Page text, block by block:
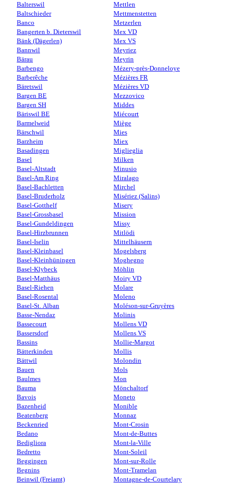
Balterswil
Baltschieder
Banco
Bangerten b. Dieterswil
Bänk (Dägerlen)
Bannwil
Bärau
Barbengo
Barberêche
Bäretswil
Bargen BE
Bargen SH
Bäriswil BE
Barmelweid
Bärschwil
Barzheim
Basadingen
Basel
Basel-Altstadt
Basel-Am Ring
Basel-Bachletten
Basel-Bruderholz
Basel-Gotthelf
Basel-Grossbasel
Basel-Gundeldingen
Basel-Hirzbrunnen
Basel-Iselin
Basel-Kleinbasel
Basel-Kleinhüningen
Basel-Klybeck
Basel-Matthäus
Basel-Riehen
Basel-Rosental
Basel-St. Alban
Basse-Nendaz
Bassecourt
Bassersdorf
Bassins
Bätterkinden
Bättwil
Bauen
Baulmes
Bauma
Bavois
Bazenheid
Beatenberg
Beckenried
Bedano
Bedigliora
Bedretto
Beggingen
Begnins
Beinwil (Freiamt)
Mettlen
Mettmenstetten
Metzerlen
Mex VD
Mex VS
Meyriez
Meyrin
Mézery-près-Donneloye
Mézières FR
Mézières VD
Mezzovico
Middes
Miécourt
Miège
Mies
Miex
Miglieglia
Milken
Minusio
Miralago
Mirchel
Misériez (Salins)
Misery
Mission
Missy
Mitlödi
Mittelhäusern
Mogelsberg
Moghegno
Möhlin
Moiry VD
Molare
Moleno
Moléson-sur-Gruyères
Molinis
Mollens VD
Mollens VS
Mollie-Margot
Mollis
Molondin
Mols
Mon
Mönchaltorf
Moneto
Monible
Monnaz
Mont-Crosin
Mont-de-Buttes
Mont-la-Ville
Mont-Soleil
Mont-sur-Rolle
Mont-Tramelan
Montagne-de-Courtelary